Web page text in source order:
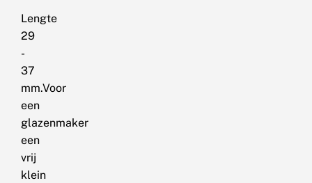
Lengte
29
-
37
mm.Voor
een
glazenmaker
een
vrij
klein